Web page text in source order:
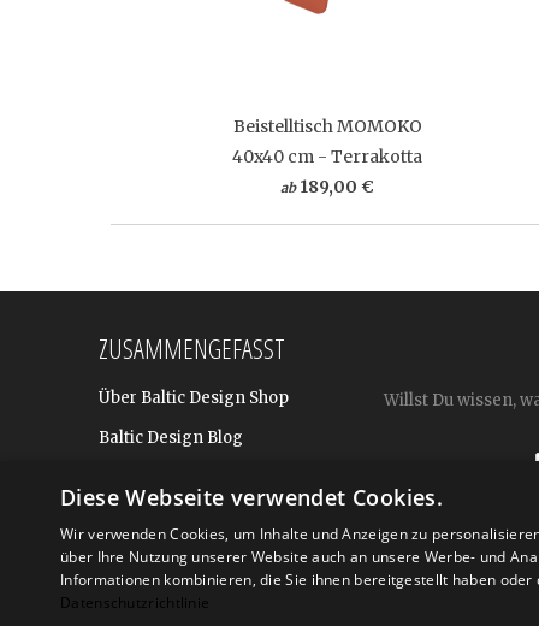
Beistelltisch MOMOKO
40x40 cm - Terrakotta
ab 189,00 €
ZUSAMMENGEFASST
Über Baltic Design Shop
Baltic Design Blog
Für BtoB: Design Geschenke
Shop
Willst Du wissen,
Diese Webseite verwendet Cookies.
Wir verwenden Cookies, um Inhalte und Anzeigen zu
über Ihre Nutzung unserer Website auch an unsere Werbe- und
Informationen kombinieren, die Sie ihnen bereitgestellt haben
Datenschutzrichtlinie